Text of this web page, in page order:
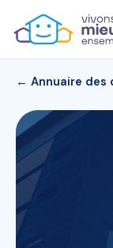
← Annuaire